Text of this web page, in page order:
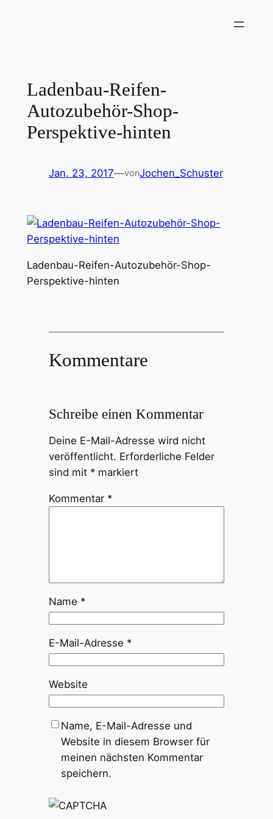
Ladenbau-Reifen-
Autozubehör-Shop-
Perspektive-hinten
Jan. 23, 2017—vonJochen_Schuster
Ladenbau-Reifen-Autozubehör-Shop-
Perspektive-hinten
Kommentare
Schreibe einen Kommentar
Deine E-Mail-Adresse wird nicht
veröffentlicht. Erforderliche Felder
sind mit *markiert
Kommentar *
Name *
E-Mail-Adresse *
Website
Name, E-Mail-Adresse und
Website in diesem Browser für
meinen nächsten Kommentar
speichern.